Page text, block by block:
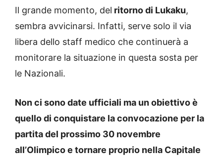
Il grande momento, del ritorno di Lukaku,
sembra avvicinarsi. Infatti, serve solo il via
libera dello staff medico che continuerà a
monitorare la situazione in questa sosta per
le Nazionali.
Non ci sono date ufficiali ma un obiettivo è
quello di conquistare la convocazione per la
partita del prossimo 30 novembre
all’Olimpico e tornare proprio nella Capitale